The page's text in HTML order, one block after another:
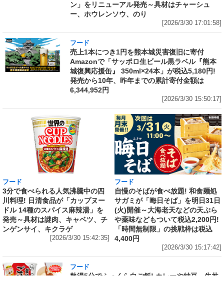
ン」をリニューアル発売～具材はチャーシュ
ー、ホウレンソウ、のり
[2026/3/30 17:01:58]
フード
売上1本につき1円を熊本城災害復旧に寄付
Amazonで「サッポロ生ビール黒ラベル『熊本
城復興応援缶』 350ml×24本」が税込5,180円!
発売から10年、昨年までの累計寄付金額は
6,344,952円
[2026/3/30 15:50:17]
フード
3分で食べられる人気沸騰中の四
川料理! 日清食品が「カップヌー
ドル 14種のスパイス麻辣湯」を
発売～具材は謎肉、キャベツ、チ
ンゲンサイ、キクラゲ
[2026/3/30 15:42:35]
フード
自慢のそばが食べ放題! 和食麺処
サガミが「晦日そば」を明日31日
(火)開催～大海老天などの天ぷら
や薬味などもついて税込2,200円!
「時間無制限」の挑戦枠は税込
4,400円
[2026/3/30 15:17:42]
フード
熱湯5分でふっくら白ご飯! カレーや納豆、牛丼